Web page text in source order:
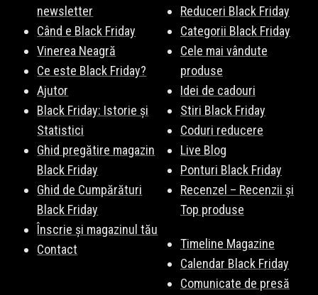
newsletter
Când e Black Friday
Vinerea Neagră
Ce este Black Friday?
Ajutor
Black Friday: Istorie și
Statistici
Ghid pregătire magazin
Black Friday
Ghid de Cumpărături
Black Friday
Înscrie și magazinul tău
Contact
Reduceri Black Friday
Categorii Black Friday
Cele mai vândute
produse
Idei de cadouri
Stiri Black Friday
Coduri reducere
Live Blog
Ponturi Black Friday
Recenzel – Recenzii și
Top produse
Timeline Magazine
Calendar Black Friday
Comunicate de presă